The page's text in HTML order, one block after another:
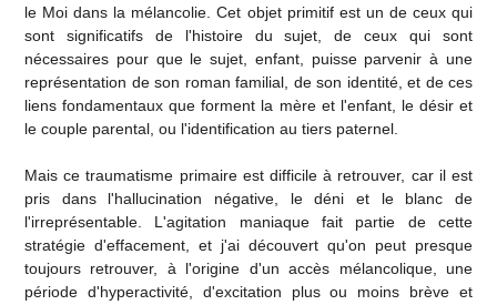
le Moi dans la mélancolie. Cet objet primitif est un de ceux qui
sont significatifs de l'histoire du sujet, de ceux qui sont
nécessaires pour que le sujet, enfant, puisse parvenir à une
représentation de son roman familial, de son identité, et de ces
liens fondamentaux que forment la mère et l'enfant, le désir et
le couple parental, ou l'identification au tiers paternel.
Mais ce traumatisme primaire est difficile à retrouver, car il est
pris dans l'hallucination négative, le déni et le blanc de
l'irreprésentable. L'agitation maniaque fait partie de cette
stratégie d'effacement, et j'ai découvert qu'on peut presque
toujours retrouver, à l'origine d'un accès mélancolique, une
période d'hyperactivité, d'excitation plus ou moins brève et